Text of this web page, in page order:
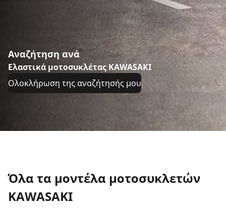
Αναζήτηση ανά
Ελαστικά μοτοσυκλέτας KAWASAKI
Ολοκλήρωση της αναζήτησής μου
Όλα τα μοντέλα μοτοσυκλετών
KAWASAKI